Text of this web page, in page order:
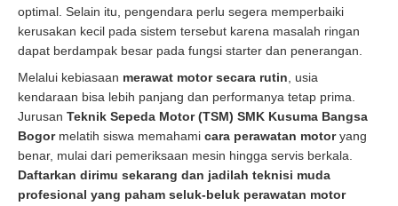
optimal. Selain itu, pengendara perlu segera memperbaiki
kerusakan kecil pada sistem tersebut karena masalah ringan
dapat berdampak besar pada fungsi starter dan penerangan.
Melalui kebiasaan merawat motor secara rutin , usia
kendaraan bisa lebih panjang dan performanya tetap prima.
Jurusan Teknik Sepeda Motor (TSM) SMK Kusuma Bangsa
Bogormelatih siswa memahami cara perawatan motoryang
benar, mulai dari pemeriksaan mesin hingga servis berkala.
Daftarkan dirimu sekarang dan jadilah teknisi muda
profesional yang paham seluk-beluk perawatan motor